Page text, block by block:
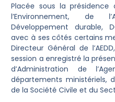
Placée sous la
l’Environnement, de
Développement durable,
avec à ses côtés certains
Directeur Général de
session a enregistré la
d’Administration de
départements ministériels,
de la Société Civile et du